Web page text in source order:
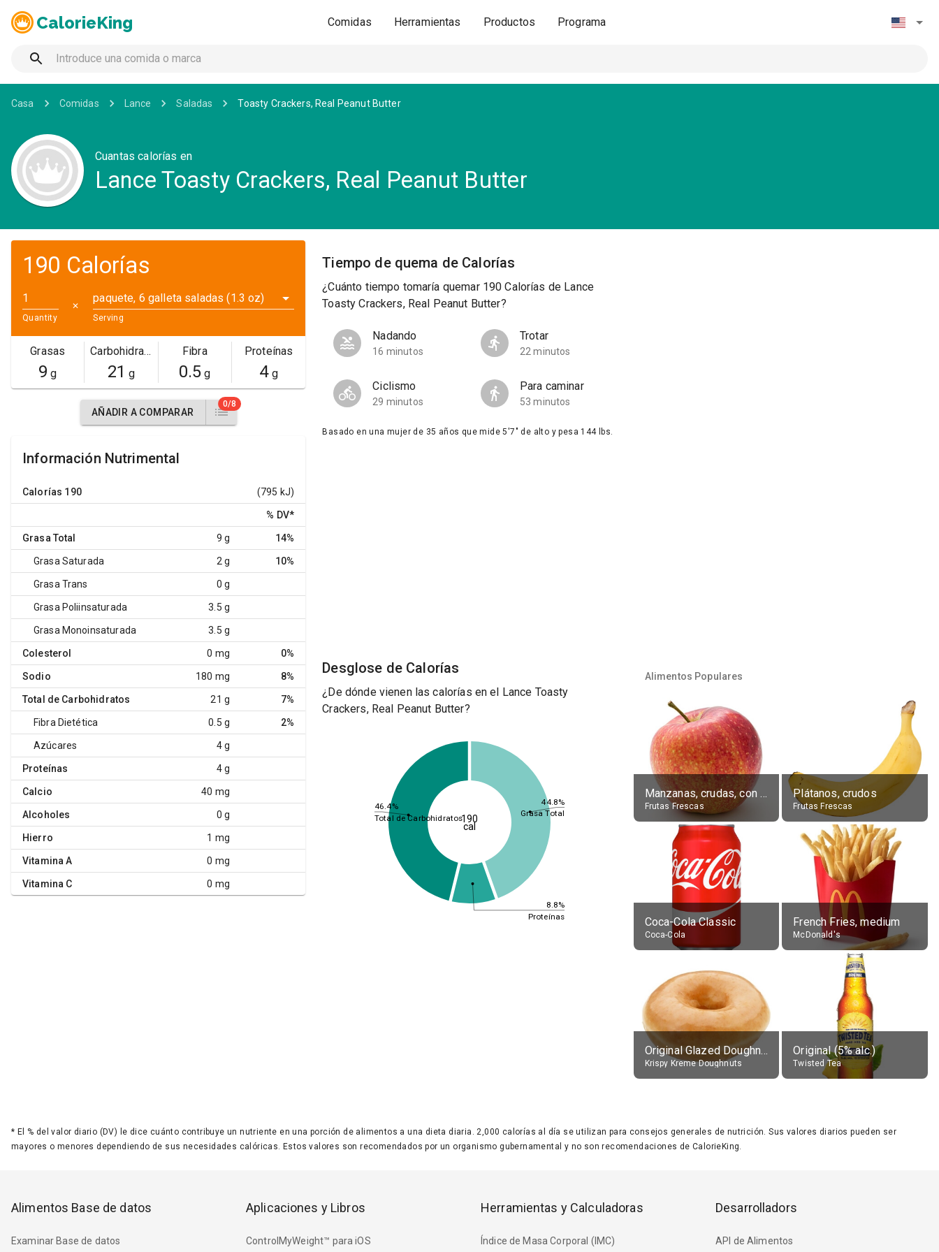
CalorieKing Comidas Herramientas Productos Programa
Casa Comidas Lance Saladas Toasty Crackers, Real Peanut Butter
Cuantas calorías en
Lance Toasty Crackers, Real Peanut Butter
190 Calorías
Quantity
✕
paquete, 6 galleta saladas (1.3 oz)
Serving
Grasas
9 g
Carbohidratos
21 g
Fibra
0.5 g
Proteínas
4g
AÑADIR A COMPARAR
0/8
Información Nutrimental
Calorías 190 (795 kJ)
% DV*
Grasa Total 9 g 14%
Grasa Saturada 2 g 10%
Grasa Trans 0 g
Grasa Poliinsaturada 3.5 g
Grasa Monoinsaturada 3.5 g
Colesterol 0 mg 0%
Sodio 180 mg 8%
Total de Carbohidratos 21 g 7%
Fibra Dietética 0.5 g 2%
Azúcares 4 g
Proteínas 4 g
Calcio 40 mg
Alcoholes 0 g
Hierro 1 mg
Vitamina A 0 mg
Vitamina C 0 mg
Tiempo de quema de Calorías
¿Cuánto tiempo tomaría quemar 190 Calorías de Lance
Toasty Crackers, Real Peanut Butter?
Nadando
16 minutos
Trotar
22 minutos
Ciclismo
29 minutos
Para caminar
53 minutos
Basado en una mujer de 35 años que mide 5'7" de alto y pesa 144 lbs.
Desglose de Calorías
¿De dónde vienen las calorías en el Lance Toasty
Crackers, Real Peanut Butter?
44.8%
8.8%
46.4%
Grasa Total
Proteínas
Total de Carbohidratos190
cal
Alimentos Populares
Manzanas, crudas, con piel
Frutas Frescas
Plátanos, crudos
Frutas Frescas
Coca-Cola Classic
Coca-Cola
French Fries, medium
McDonald's
Original Glazed Doughnut
Krispy Kreme Doughnuts
Original (5% alc.)
Twisted Tea
* El % del valor diario (DV) le dice cuánto contribuye un nutriente en una porción de alimentos a una dieta diaria. 2,000 calorías al día se utilizan para consejos generales de nutrición. Sus valores diarios pueden ser
mayores o menores dependiendo de sus necesidades calóricas. Estos valores son recomendados por un organismo gubernamental y no son recomendaciones de CalorieKing.
Alimentos Base de datos
Examinar Base de datos
Aplicaciones y Libros
ControlMyWeight™ para iOS
Herramientas y Calculadoras
Índice de Masa Corporal (IMC)
Desarrolladors
API de Alimentos